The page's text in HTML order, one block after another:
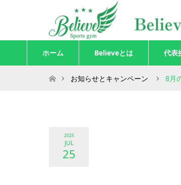
ホーム Believeとは 代表
ホームお知らせとキャンペーン 8月
2025
JUL
25